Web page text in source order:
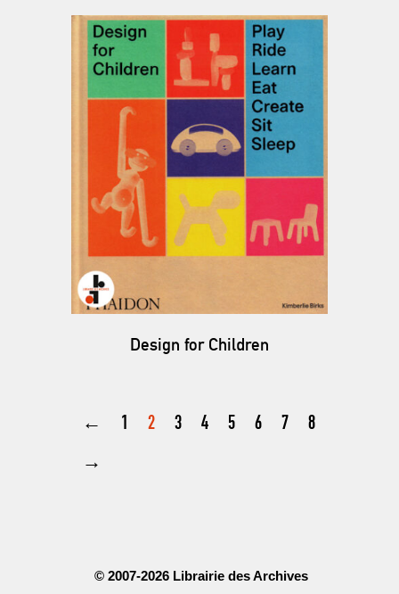
Design for Children
← 1 2 3 4 5 6 7
8
→
© 2007-2026 Librairie des Archives